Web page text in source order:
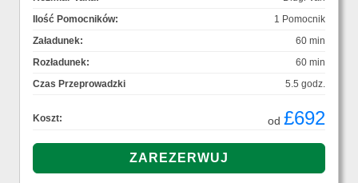
Ilość Pomocników:
1 Pomocnik
Załadunek:
60 min
Rozładunek:
60 min
Czas Przeprowadzki
5.5 godz.
Koszt: od £692